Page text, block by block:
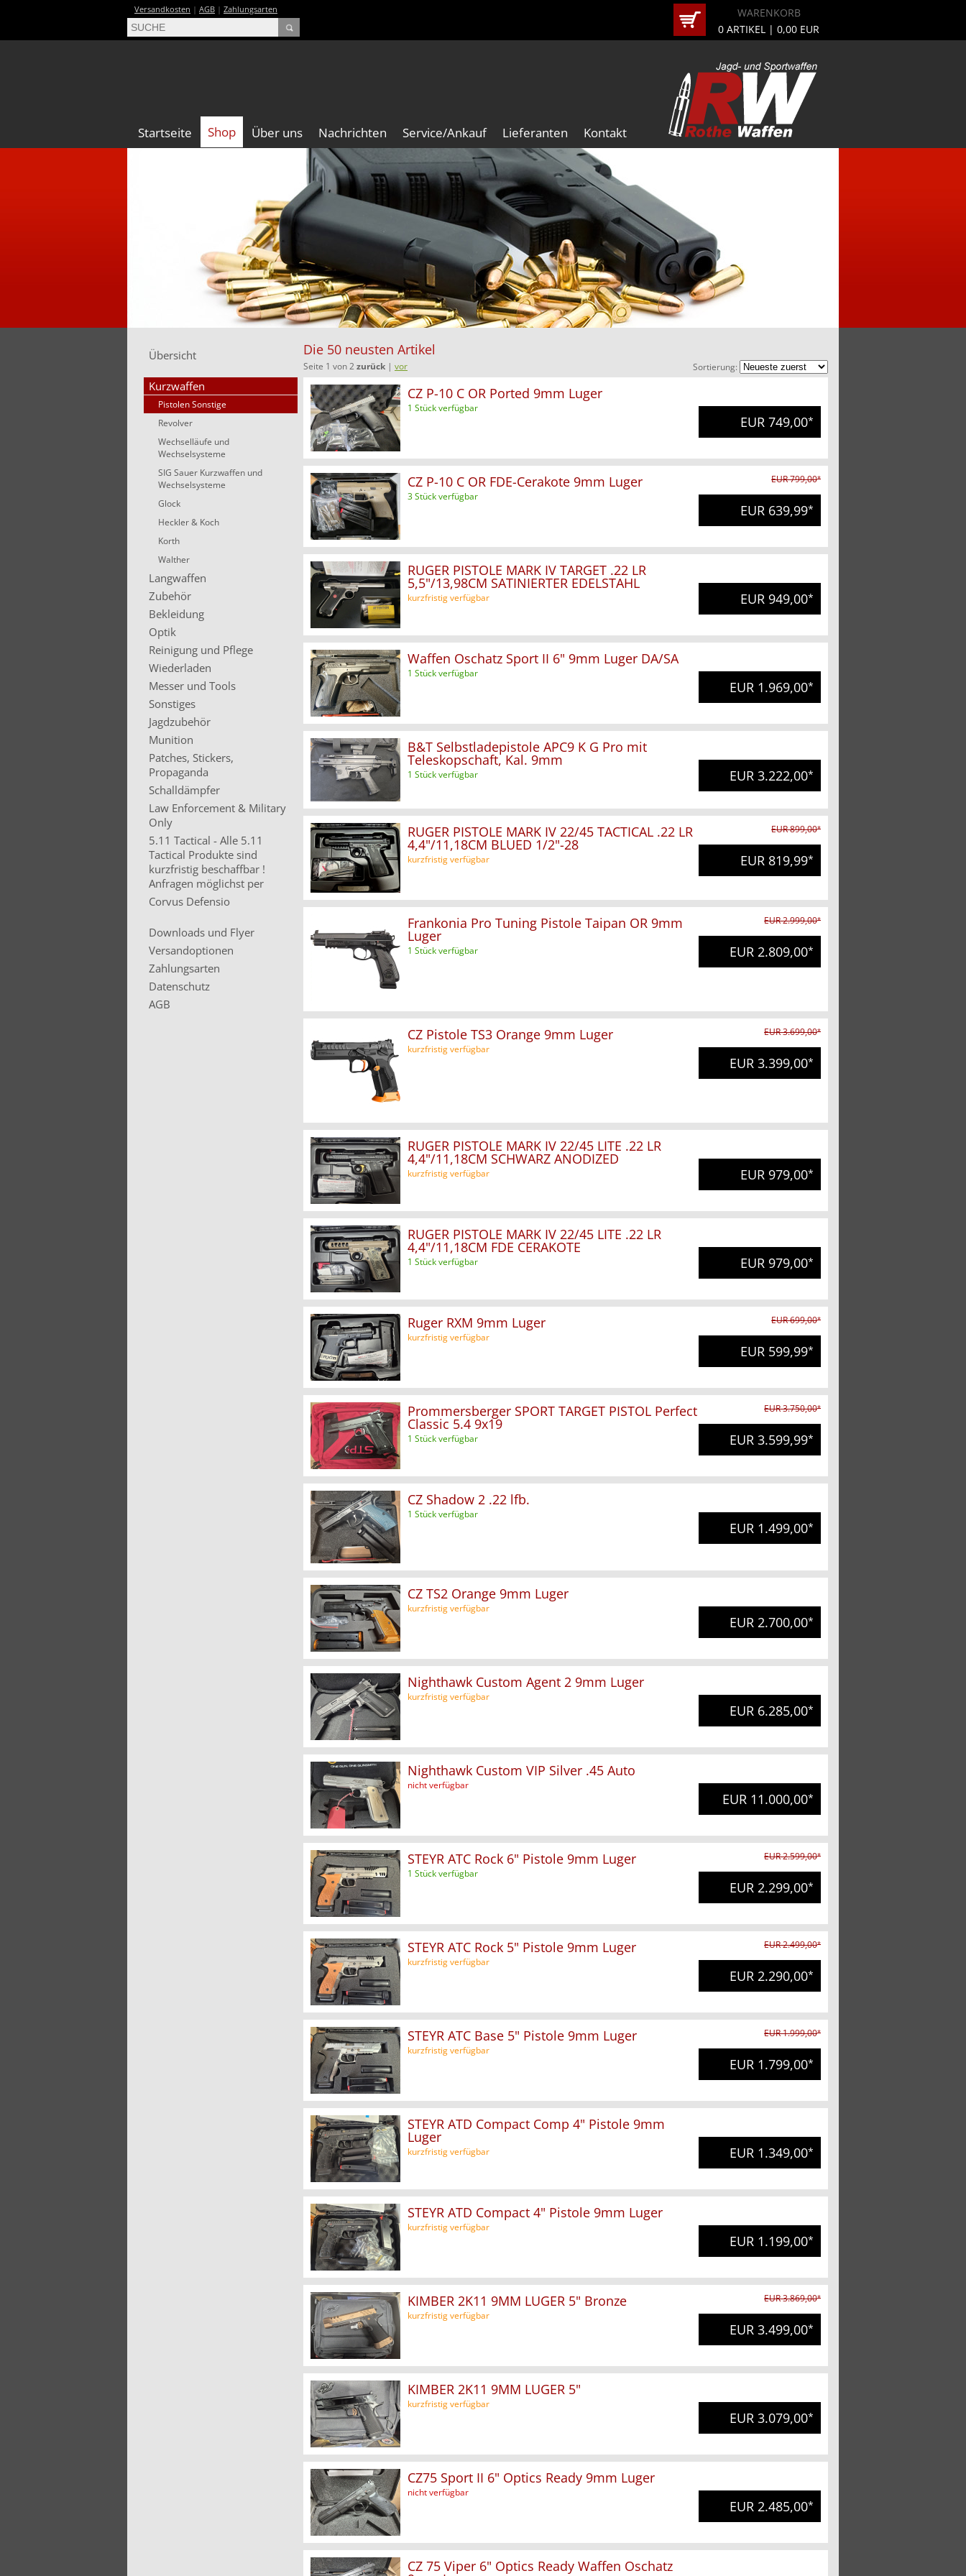
Versandkosten | AGB | Zahlungsarten
WARENKORB
0 ARTIKEL | 0,00 EUR
Startseite Shop Über uns Nachrichten Service/Ankauf Lieferanten Kontakt
Übersicht
Kurzwaffen
Pistolen Sonstige
Revolver
Wechselläufe und
Wechselsysteme
SIG Sauer Kurzwaffen und
Wechselsysteme
Glock
Heckler & Koch
Korth
Walther
Langwaffen
Zubehör
Bekleidung
Optik
Reinigung und Pflege
Wiederladen
Messer und Tools
Sonstiges
Jagdzubehör
Munition
Patches, Stickers,
Propaganda
Schalldämpfer
Law Enforcement & Military
Only
5.11 Tactical - Alle 5.11
Tactical Produkte sind
kurzfristig beschaffbar !
Anfragen möglichst per
Corvus Defensio
Downloads und Flyer
Versandoptionen
Zahlungsarten
Datenschutz
AGB
Die 50 neusten Artikel
Seite 1 von 2zurück | vor Sortierung:
EUR 749,00*
CZ P-10 C OR Ported 9mm Luger
1 Stück verfügbar
EUR 799,00*
EUR 639,99*
CZ P-10 C OR FDE-Cerakote 9mm Luger
3 Stück verfügbar
EUR 949,00*
RUGER PISTOLE MARK IV TARGET .22 LR
5,5"/13,98CM SATINIERTER EDELSTAHL
kurzfristig verfügbar
EUR 1.969,00*
Waffen Oschatz Sport II 6" 9mm Luger DA/SA
1 Stück verfügbar
EUR 3.222,00*
B&T Selbstladepistole APC9 K G Pro mit
Teleskopschaft, Kal. 9mm
1 Stück verfügbar
EUR 899,00*
EUR 819,99*
RUGER PISTOLE MARK IV 22/45 TACTICAL .22 LR
4,4"/11,18CM BLUED 1/2"-28
kurzfristig verfügbar
EUR 2.999,00*
EUR 2.809,00*
Frankonia Pro Tuning Pistole Taipan OR 9mm
Luger
1 Stück verfügbar
EUR 3.699,00*
EUR 3.399,00*
CZ Pistole TS3 Orange 9mm Luger
kurzfristig verfügbar
EUR 979,00*
RUGER PISTOLE MARK IV 22/45 LITE .22 LR
4,4"/11,18CM SCHWARZ ANODIZED
kurzfristig verfügbar
EUR 979,00*
RUGER PISTOLE MARK IV 22/45 LITE .22 LR
4,4"/11,18CM FDE CERAKOTE
1 Stück verfügbar
EUR 699,00*
EUR 599,99*
Ruger RXM 9mm Luger
kurzfristig verfügbar
EUR 3.750,00*
EUR 3.599,99*
Prommersberger SPORT TARGET PISTOL Perfect
Classic 5.4 9x19
1 Stück verfügbar
EUR 1.499,00*
CZ Shadow 2 .22 lfb.
1 Stück verfügbar
EUR 2.700,00*
CZ TS2 Orange 9mm Luger
kurzfristig verfügbar
EUR 6.285,00*
Nighthawk Custom Agent 2 9mm Luger
kurzfristig verfügbar
EUR 11.000,00*
Nighthawk Custom VIP Silver .45 Auto
nicht verfügbar
EUR 2.599,00*
EUR 2.299,00*
STEYR ATC Rock 6" Pistole 9mm Luger
1 Stück verfügbar
EUR 2.499,00*
EUR 2.290,00*
STEYR ATC Rock 5" Pistole 9mm Luger
kurzfristig verfügbar
EUR 1.999,00*
EUR 1.799,00*
STEYR ATC Base 5" Pistole 9mm Luger
kurzfristig verfügbar
EUR 1.349,00*
STEYR ATD Compact Comp 4" Pistole 9mm
Luger
kurzfristig verfügbar
EUR 1.199,00*
STEYR ATD Compact 4" Pistole 9mm Luger
kurzfristig verfügbar
EUR 3.869,00*
EUR 3.499,00*
KIMBER 2K11 9MM LUGER 5" Bronze
kurzfristig verfügbar
EUR 3.079,00*
KIMBER 2K11 9MM LUGER 5"
kurzfristig verfügbar
EUR 2.485,00*
CZ75 Sport II 6" Optics Ready 9mm Luger
nicht verfügbar
CZ 75 Viper 6" Optics Ready Waffen Oschatz